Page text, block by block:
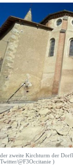
der zweite Kirchturm der
Twitter/@F3Occitanie )